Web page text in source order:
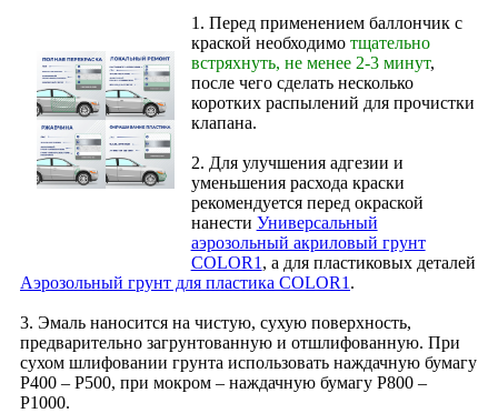
1. Перед применением баллончик с
краской необходимо тщательно
встряхнуть, не менее 2-3 минут,
после чего сделать несколько
коротких распылений для прочистки
клапана.
2. Для улучшения адгезии и
уменьшения расхода краски
рекомендуется перед окраской
нанести Универсальный
аэрозольный акриловый грунт
COLOR1 , а для пластиковых деталей
Аэрозольный грунт для пластика COLOR1 .
3. Эмаль наносится на чистую, сухую поверхность,
предварительно загрунтованную и отшлифованную. При
сухом шлифовании грунта использовать наждачную бумагу
Р400 – Р500, при мокром – наждачную бумагу Р800 –
Р1000.